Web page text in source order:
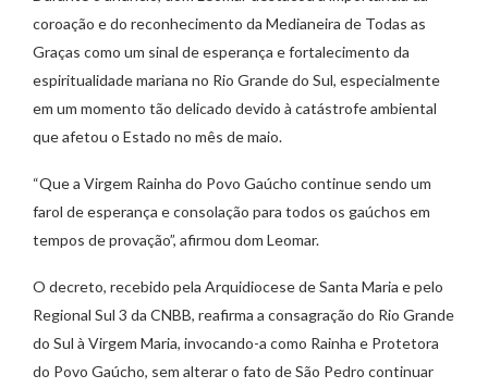
coroação e do reconhecimento da Medianeira de Todas as
Graças como um sinal de esperança e fortalecimento da
espiritualidade mariana no Rio Grande do Sul, especialmente
em um momento tão delicado devido à catástrofe ambiental
que afetou o Estado no mês de maio.
“Que a Virgem Rainha do Povo Gaúcho continue sendo um
farol de esperança e consolação para todos os gaúchos em
tempos de provação”, afirmou dom Leomar.
O decreto, recebido pela Arquidiocese de Santa Maria e pelo
Regional Sul 3 da CNBB, reafirma a consagração do Rio Grande
do Sul à Virgem Maria, invocando-a como Rainha e Protetora
do Povo Gaúcho, sem alterar o fato de São Pedro continuar